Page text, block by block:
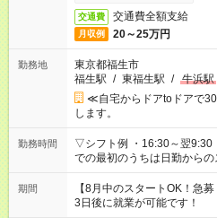
交通費 交通費全額支給
月収例 20～25万円
勤務地
東京都福生市
福生駅 / 東福生駅 / 牛浜駅
≪自宅からドアtoドアで
します。
勤務時間
▽シフト例 ・16:30～翌9:30
での最初のうちは日勤からのスタート！ ※W
今ご覧のお仕事で希望する
時間。 合計で週40時間を超
期間
【8月中のスタートOK！急
3日後に就業が可能です！